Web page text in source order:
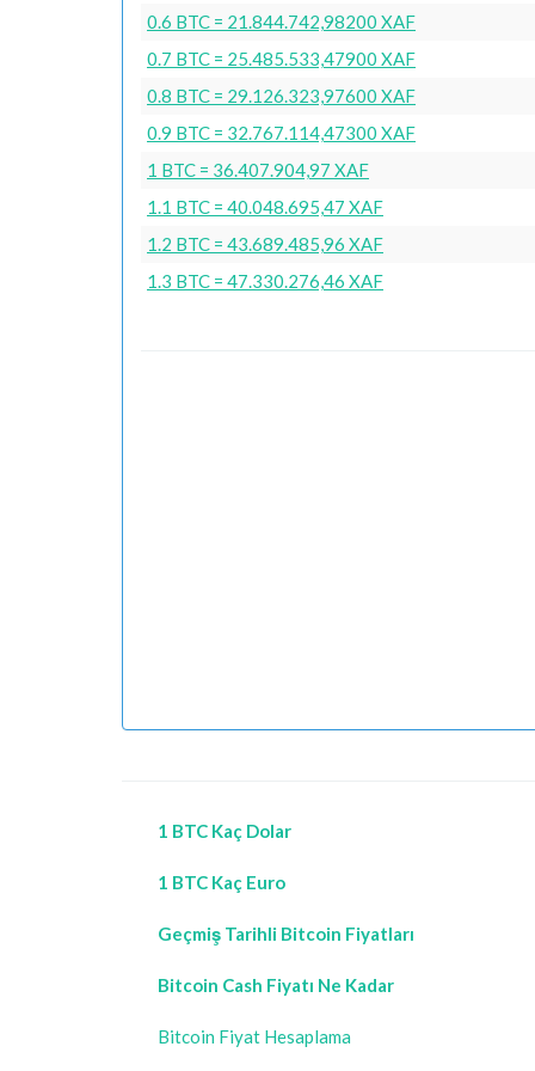
0.6 BTC = 21.844.742,98200 XAF
0.7 BTC = 25.485.533,47900 XAF
0.8 BTC = 29.126.323,97600 XAF
0.9 BTC = 32.767.114,47300 XAF
1 BTC = 36.407.904,97 XAF
1.1 BTC = 40.048.695,47 XAF
1.2 BTC = 43.689.485,96 XAF
1.3 BTC = 47.330.276,46 XAF
1 BTC Kaç Dolar
1 BTC Kaç Euro
Geçmiş Tarihli Bitcoin Fiyatları
Bitcoin Cash Fiyatı Ne Kadar
Bitcoin Fiyat Hesaplama